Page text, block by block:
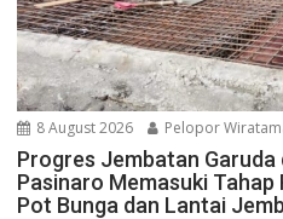
8 August 2026 Pelopor
Progres Jembatan Garuda
Pasinaro Memasuki
Pot Bunga dan Lantai